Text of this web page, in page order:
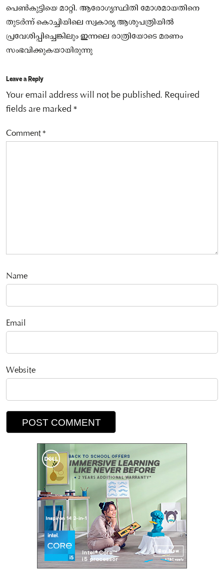
പെൺകുട്ടിയെ മാറ്റി. ആരോഗ്യസ്ഥിതി മോശമായതിനെ
തുടർന്ന് കൊച്ചിയിലെ സ്വകാര്യ ആശുപത്രിയിൽ
പ്രവേശിപ്പിച്ചെങ്കിലും ഇന്നലെ രാത്രിയോടെ മരണം
സംഭവിക്കുകയായിരുന്നു
Leave a Reply
Your email address will not be published. Required
fields are marked *
Comment*
Name
Email
Website